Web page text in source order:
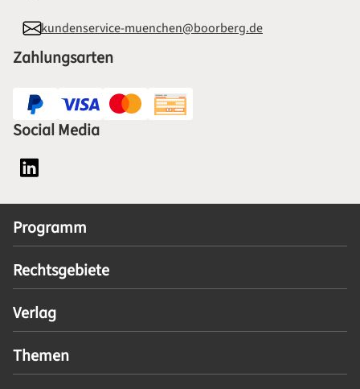
kundenservice-muenchen@boorberg.de
Zahlungsarten
Social Media
Social Media Plattform LinkedIn
Programm
Rechtsgebiete
Verlag
Themen